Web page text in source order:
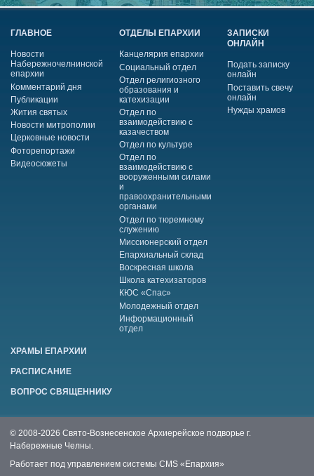
ГЛАВНОЕ
Новости
Набережночелнинской
епархии
Комментарий дня
Публикации
Жития святых
Новости митрополии
Церковные новости
Фоторепортажи
Видеосюжеты
ОТДЕЛЫ ЕПАРХИИ
Канцелярия епархии
Социальный отдел
Отдел религиозного
образования и
катехизации
Отдел по
взаимодействию с
казачеством
Отдел по культуре
Отдел по
взаимодействию с
вооруженными силами
и
правоохранительными
органами
Отдел по тюремному
служению
Миссионерский отдел
Епархиальный склад
Воскресная школа
Школа катехизаторов
КЮС «Спас»
Молодежный отдел
Информационный
отдел
ЗАПИСКИ
ОНЛАЙН
Подать записку
онлайн
Поставить свечу
онлайн
Нужды храмов
ХРАМЫ ЕПАРХИИ
РАСПИСАНИЕ
ВОПРОС СВЯЩЕННИКУ
© 2008-2026 Свято-Вознесенское Архиерейское подворье г.
Набережные Челны.
Работает под управлением системы CMS «Епархия»